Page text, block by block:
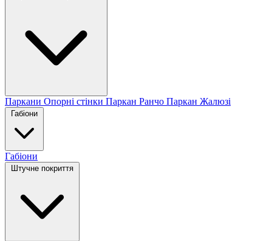
Паркани Опорні стінки Паркан Ранчо Паркан Жалюзі
Габіони
Габіони
Штучне покриття